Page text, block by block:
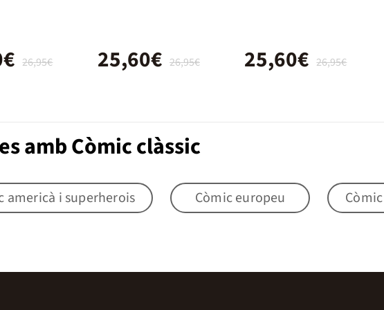
26,95€ 26,95€
25,60€ 26,95€
25,60€
amb Còmic clàssic
americà i superherois Còmic europeu